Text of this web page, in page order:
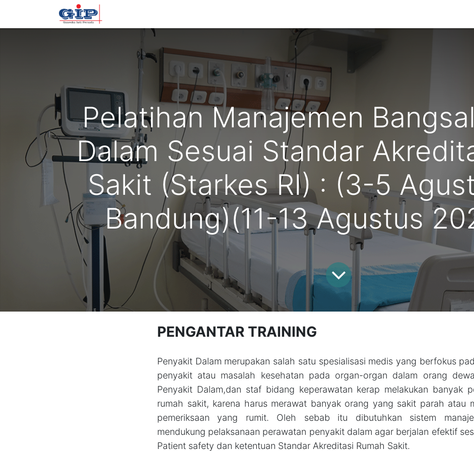
Pelatihan Manajemen
Dalam Sesuai Standar
Sakit (Starkes RI) : (3-5
Bandung)(11-13 Agustus
PENGANTAR TRAINING
Penyakit Dalam merupakan salah satu spesialisasi medis yang berfokus
penyakit atau masalah kesehatan pada organ-organ dalam orang
Penyakit Dalam,dan staf bidang keperawatan kerap melakukan banyak
rumah sakit, karena harus merawat banyak orang yang sakit parah atau
pemeriksaan yang rumit. Oleh sebab itu dibutuhkan sistem
mendukung pelaksanaan perawatan penyakit dalam agar berjalan efektif
Patient safety dan ketentuan Standar Akreditasi Rumah Sakit.